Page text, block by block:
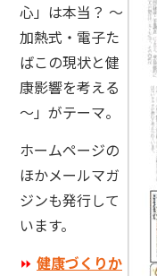
心」は本当？ ～
加熱式・電子た
ばこの現状と健
康影響を考える
～」がテーマ。
ホームページの
ほかメールマガ
ジンも発行して
います。
⏩ 健康づくりか